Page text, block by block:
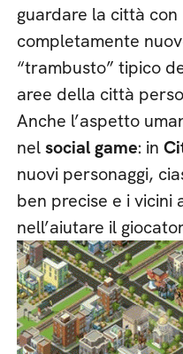
guardare la città con
completamente
“trambusto” tipico
aree della città
Anche l’aspetto
nelsocial game: in
nuovi personaggi,
ben precise e i vicini
nell’aiutare il